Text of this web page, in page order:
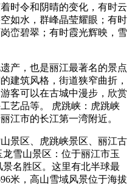
时令和阴晴的变化，有时云
如水，群峰晶莹耀眼；有时
峦碧翠；有时霞光辉映，雪
产，也是丽江最著名的景点
建筑风格，街道狭窄曲折，
客可以在古城中漫步，欣赏
艺品等。 虎跳峡：虎跳峡
江市的长江第一湾附近。
景区、虎跳峡景区、丽江古
雪山景区：位于丽江市玉
名胜区。这里有北半球最
米，高山雪域风景位于海拔